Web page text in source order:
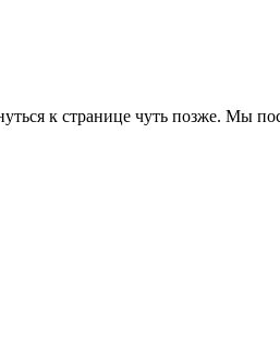
к странице чуть позже. Мы